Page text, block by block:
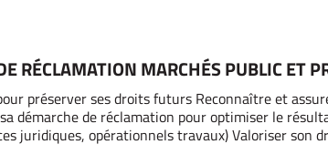
RÉCLAMATION MARCHÉS PUBLIC ET
préserver ses droits futurs Reconnaître et
démarche de réclamation pour optimiser le
juridiques, opérationnels travaux) Valoriser son